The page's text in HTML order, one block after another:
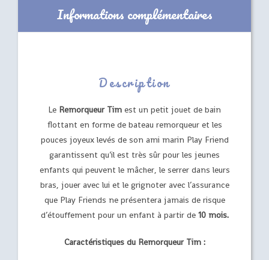
Informations complémentaires
Description
Le Remorqueur Tim est un petit jouet de bain
flottant en forme de bateau remorqueur et les
pouces joyeux levés de son ami marin Play Friend
garantissent qu’il est très sûr pour les jeunes
enfants qui peuvent le mâcher, le serrer dans leurs
bras, jouer avec lui et le grignoter avec l’assurance
que Play Friends ne présentera jamais de risque
d’étouffement pour un enfant à partir de 10 mois.
Caractéristiques du Remorqueur Tim :